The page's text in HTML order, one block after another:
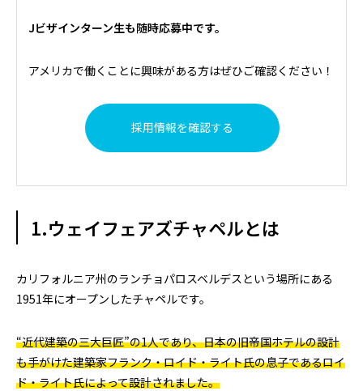
Jビザインターン生も随時応募中です。
アメリカで働くことに興味がある方はぜひご確認ください！
採用情報を確認する
1.ウェイフェアズチャペルとは
カリフォルニア州のランチョパロスベルデスという場所にある
1951年にオープンしたチャペルです。
“近代建築の三大巨匠”の1人であり、日本の旧帝国ホテルの設計
も手がけた建築家フランク・ロイド・ライト氏の息子であるロイ
ド・ライト氏によって設計されました。